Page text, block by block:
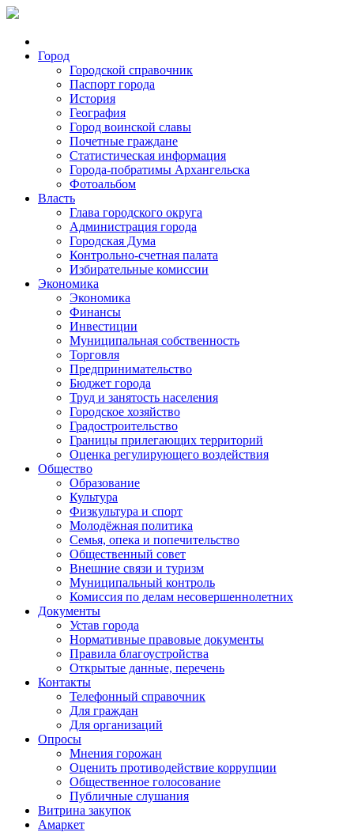
Город
Городской справочник
Паспорт города
История
География
Город воинской славы
Почетные граждане
Статистическая информация
Города-побратимы Архангельска
Фотоальбом
Власть
Глава городского округа
Администрация города
Городская Дума
Контрольно-счетная палата
Избирательные комиссии
Экономика
Экономика
Финансы
Инвестиции
Муниципальная собственность
Торговля
Предпринимательство
Бюджет города
Труд и занятость населения
Городское хозяйство
Градостроительство
Границы прилегающих территорий
Оценка регулирующего воздействия
Общество
Образование
Культура
Физкультура и спорт
Молодёжная политика
Семья, опека и попечительство
Общественный совет
Внешние связи и туризм
Муниципальный контроль
Комиссия по делам несовершеннолетних
Документы
Устав города
Нормативные правовые документы
Правила благоустройства
Открытые данные, перечень
Контакты
Телефонный справочник
Для граждан
Для организаций
Опросы
Мнения горожан
Оценить противодействие коррупции
Общественное голосование
Публичные слушания
Витрина закупок
Амаркет